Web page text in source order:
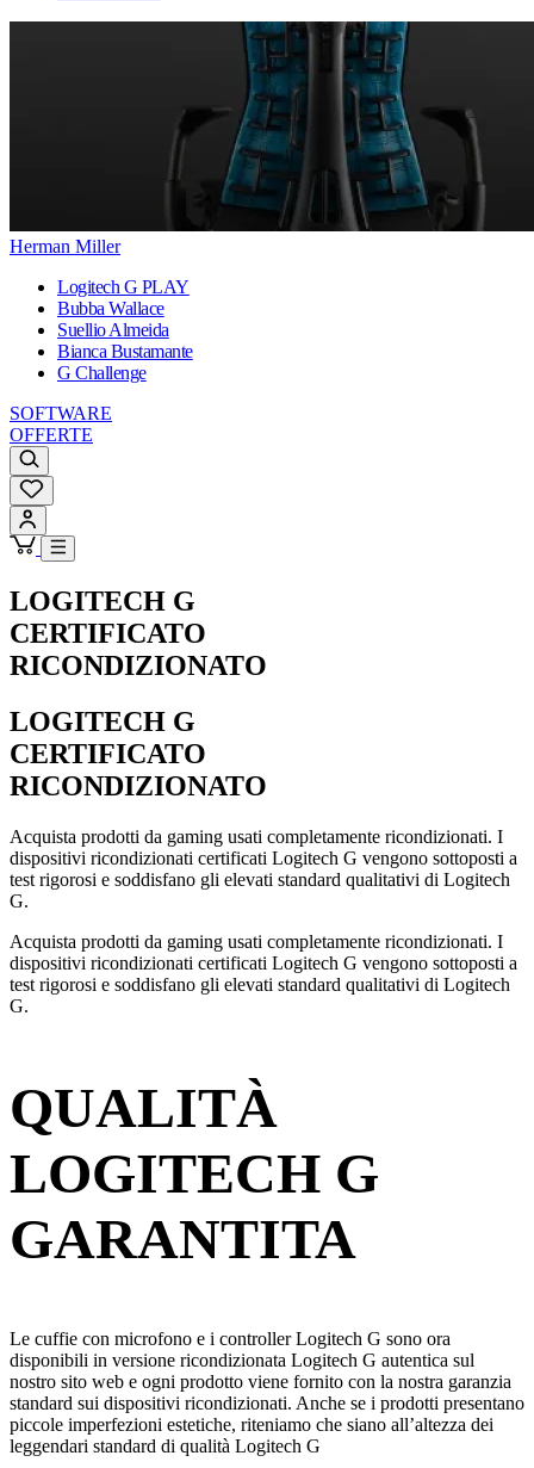
Herman Miller
Logitech G PLAY
Bubba Wallace
Suellio Almeida
Bianca Bustamante
G Challenge
SOFTWARE
OFFERTE
LOGITECH G
CERTIFICATO
RICONDIZIONATO
LOGITECH G
CERTIFICATO
RICONDIZIONATO
Acquista prodotti da gaming usati completamente ricondizionati. I
dispositivi ricondizionati certificati Logitech G vengono sottoposti a
test rigorosi e soddisfano gli elevati standard qualitativi di Logitech
G.
Acquista prodotti da gaming usati completamente ricondizionati. I
dispositivi ricondizionati certificati Logitech G vengono sottoposti a
test rigorosi e soddisfano gli elevati standard qualitativi di Logitech
G.
QUALITÀ
LOGITECH G
GARANTITA
Le cuffie con microfono e i controller Logitech G sono ora
disponibili in versione ricondizionata Logitech G autentica sul
nostro sito web e ogni prodotto viene fornito con la nostra garanzia
standard sui dispositivi ricondizionati. Anche se i prodotti presentano
piccole imperfezioni estetiche, riteniamo che siano all’altezza dei
leggendari standard di qualità Logitech G